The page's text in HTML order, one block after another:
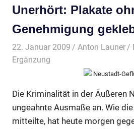
Unerhört: Plakate
Genehmigung
22. Januar 2009 Anton Launer
Ergänzung
Neustadt-
Die Kriminalität in der Äußeren
ungeahnte Ausmaße an. Wie
mitteilte, hat heute morgen